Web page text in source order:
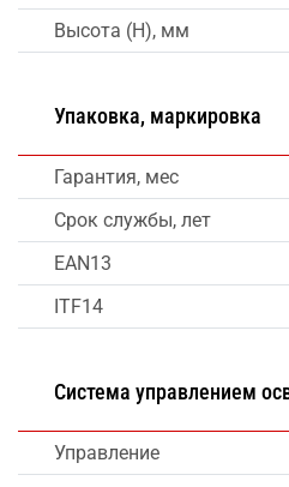
Высота (H), мм
Упаковка, маркировка
Гарантия, мес
Срок службы, лет
EAN13
ITF14
Система управлением
Управление